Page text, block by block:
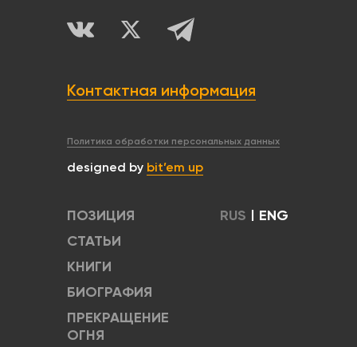
Контактная информация
Политика обработки персональных данных
designed by bit’em up
ПОЗИЦИЯ
СТАТЬИ
КНИГИ
БИОГРАФИЯ
ПРЕКРАЩЕНИЕ
ОГНЯ
RUS | ENG